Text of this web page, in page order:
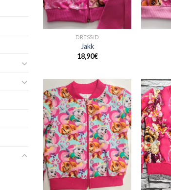
+
DRESSID
Jakk
18,90€
+
+